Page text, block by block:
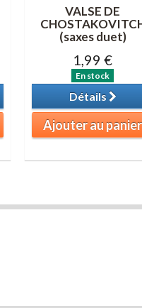
VALSE DE
(saxes duet)
1,99 €
En stock
Détails
Ajouter au panier